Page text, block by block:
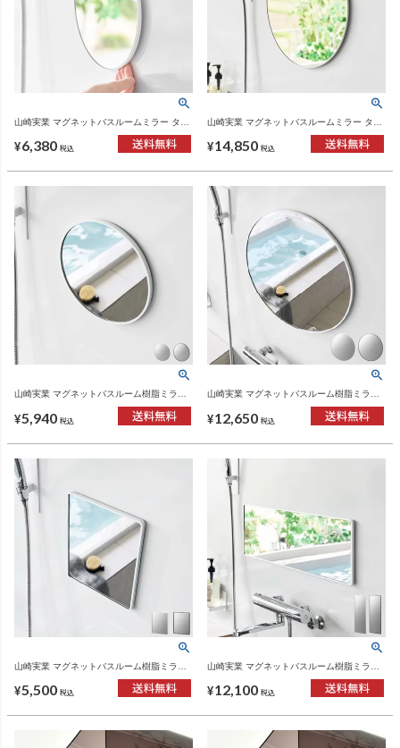
山崎実業 マグネットバスルームミラー タワ
リーズ
¥6,380 税込
山崎実業 マグネットバスルームミラー タワ
リーズ
¥14,850 税込
山崎実業 マグネットバスルーム樹脂ミラー
ーシリーズ
¥5,940 税込
山崎実業 マグネットバスルーム樹脂ミラー
ーシリーズ
¥12,650 税込
山崎実業 マグネットバスルーム樹脂ミラー
ーズ
¥5,500 税込
山崎実業 マグネットバスルーム樹脂ミラー
ワーシリーズ
¥12,100 税込